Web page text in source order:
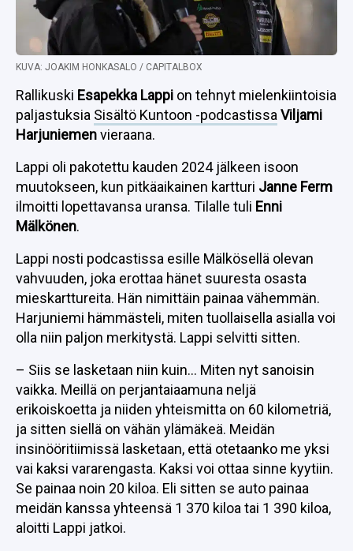
KUVA: JOAKIM HONKASALO / CAPITALBOX
Rallikuski Esapekka Lappi on tehnyt mielenkiintoisia
paljastuksia Sisältö Kuntoon -podcastissa Viljami
Harjuniemenvieraana.
Lappi oli pakotettu kauden 2024 jälkeen isoon
muutokseen, kun pitkäaikainen kartturi Janne Ferm
ilmoitti lopettavansa uransa. Tilalle tuli Enni
Mälkönen.
Lappi nosti podcastissa esille Mälkösellä olevan
vahvuuden, joka erottaa hänet suuresta osasta
mieskarttureita. Hän nimittäin painaa vähemmän.
Harjuniemi hämmästeli, miten tuollaisella asialla voi
olla niin paljon merkitystä. Lappi selvitti sitten.
– Siis se lasketaan niin kuin… Miten nyt sanoisin
vaikka. Meillä on perjantaiaamuna neljä
erikoiskoetta ja niiden yhteismitta on 60 kilometriä,
ja sitten siellä on vähän ylämäkeä. Meidän
insinööritiimissä lasketaan, että otetaanko me yksi
vai kaksi vararengasta. Kaksi voi ottaa sinne kyytiin.
Se painaa noin 20 kiloa. Eli sitten se auto painaa
meidän kanssa yhteensä 1 370 kiloa tai 1 390 kiloa,
aloitti Lappi jatkoi.